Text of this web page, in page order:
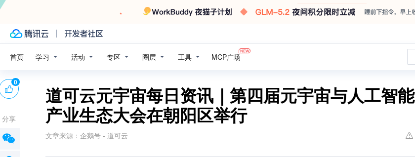
首页 学习 活动 专区 圈层 工具 MCP广场
道可云元宇宙每日资讯｜第四届元宇宙与人工智能
产业生态大会在朝阳区举行
文章来源： 企鹅号 - 道可云
0
分享